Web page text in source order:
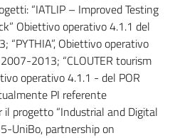
“IATLIP – Improved Testing
Obiettivo operativo 4.1.1 del
“PYTHIA”, Obiettivo operativo
2013; “CLOUTER tourism
operativo 4.1.1 - del POR
PI referente
il progetto “Industrial and Digital
UniBo, partnership on